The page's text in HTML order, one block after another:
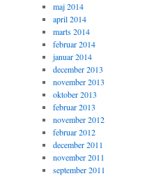
maj 2014
april 2014
marts 2014
februar 2014
januar 2014
december 2013
november 2013
oktober 2013
februar 2013
november 2012
februar 2012
december 2011
november 2011
september 2011